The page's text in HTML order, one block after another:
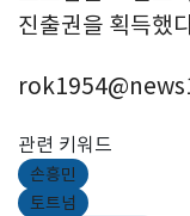
진출권을 획득했
관련 키워드
손흥민
토트넘